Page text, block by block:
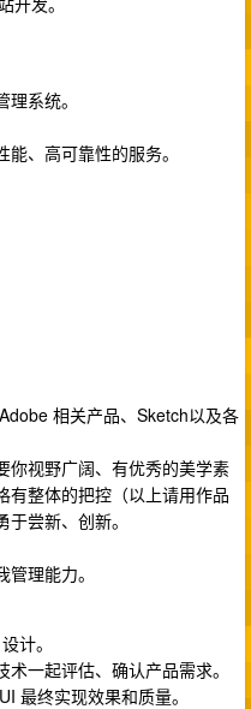
系统。
、高可靠性的服务。
相关产品、Sketch以及各
你视野广阔、有优秀的美学素
有整体的把控（以上请用作品
尝新、创新。
理能力。
计。
一起评估、确认产品需求。
最终实现效果和质量。